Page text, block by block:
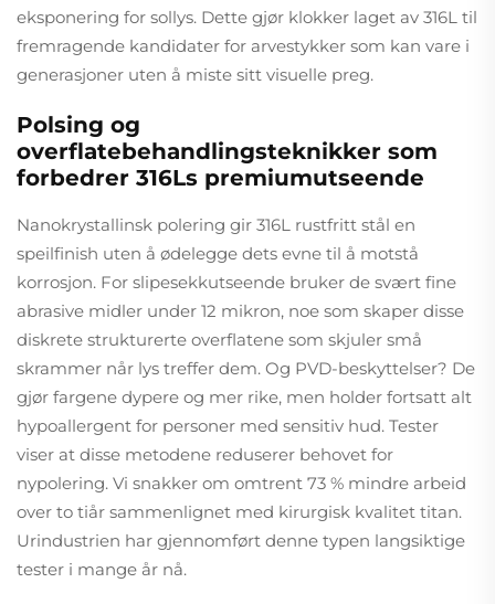
eksponering for sollys. Dette gjør klokker laget av 316L til
fremragende kandidater for arvestykker som kan vare i
generasjoner uten å miste sitt visuelle preg.
Polsing og
overflatebehandlingsteknikker som
forbedrer 316Ls premiumutseende
Nanokrystallinsk polering gir 316L rustfritt stål en
speilfinish uten å ødelegge dets evne til å motstå
korrosjon. For slipesekkutseende bruker de svært fine
abrasive midler under 12 mikron, noe som skaper disse
diskrete strukturerte overflatene som skjuler små
skrammer når lys treffer dem. Og PVD-beskyttelser? De
gjør fargene dypere og mer rike, men holder fortsatt alt
hypoallergent for personer med sensitiv hud. Tester
viser at disse metodene reduserer behovet for
nypolering. Vi snakker om omtrent 73 % mindre arbeid
over to tiår sammenlignet med kirurgisk kvalitet titan.
Urindustrien har gjennomført denne typen langsiktige
tester i mange år nå.